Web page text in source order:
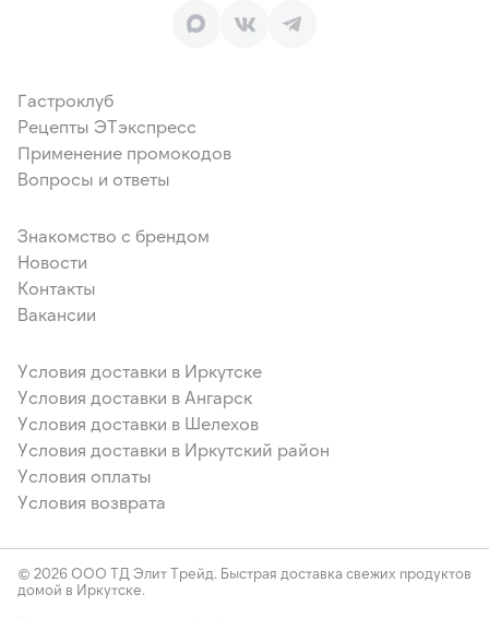
Гастроклуб
Рецепты ЭТэкспресс
Применение промокодов
Вопросы и ответы
Знакомство с брендом
Новости
Контакты
Вакансии
Условия доставки в Иркутске
Условия доставки в Ангарск
Условия доставки в Шелехов
Условия доставки в Иркутский район
Условия оплаты
Условия возврата
© 2026 ООО ТД Элит Трейд. Быстрая доставка свежих продуктов
домой в Иркутске.